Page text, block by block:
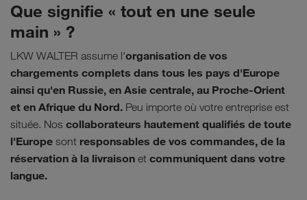
Que signifie « tout en une seule
main » ?
LKW WALTER assume l'organisation de vos
chargements complets dans tous les pays d'Europe
ainsi qu'en Russie, en Asie centrale, au Proche-Orient
et en Afrique du Nord. Peu importe où votre entreprise est
située. Nos collaborateurs hautement qualifiés de toute
l'Europe sont responsables de vos commandes, de la
réservation à la livraison et communiquent dans votre
langue.